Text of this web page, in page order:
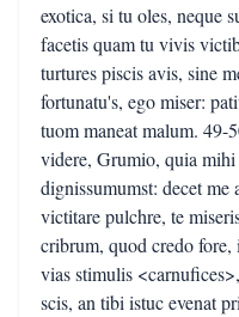
exotica, si tu oles, neque
facetis quam tu vivis
turtures piscis avis, sine
fortunatu's, ego miser:
tuom maneat malum.
videre, Grumio, quia mihi
dignissumumst: decet me
victitare pulchre, te
cribrum, quod credo
vias stimulis
scis, an tibi istuc evenat